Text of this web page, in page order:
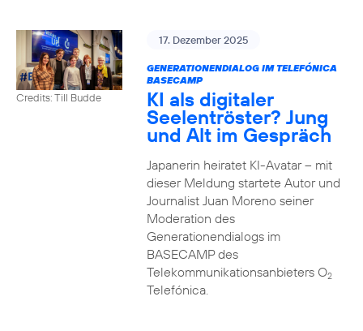
Credits: Till Budde
17. Dezember 2025
GENERATIONENDIALOG IM TELEFÓNICA
BASECAMP
KI als digitaler
Seelentröster? Jung
und Alt im Gespräch
Japanerin heiratet KI-Avatar – mit
dieser Meldung startete Autor und
Journalist Juan Moreno seiner
Moderation des
Generationendialogs im
BASECAMP des
Telekommunikationsanbieters O2
Telefónica.